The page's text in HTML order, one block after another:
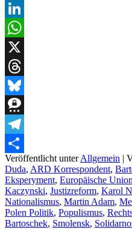
Email
LinkedIn
WhatsApp
X
Threads
Bluesky
Threema
Telegram
Teilen
Veröffentlicht unter Allgemein |
Duda, ARD Korrespondent,
Eksperyment, Europäische Union
Kaczynski, Justizreform, Karol
Nationalismus, Martin Adam,
Polen Politik, Populismus,
Bartoschek, Smolensk,